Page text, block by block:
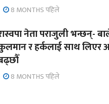
8 MONTHS पहिले
नेता पराजुली भन्छन्-
र हर्कलाई साथ लिएर
8 MONTHS पहिले